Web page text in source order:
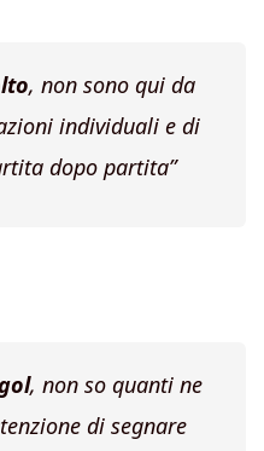
, non sono qui da
individuali e di
dopo partita”
, non so quanti ne
di segnare